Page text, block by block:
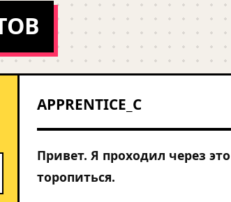
APPRENTICE_C
Привет. Я проходил через
торопиться.